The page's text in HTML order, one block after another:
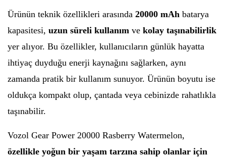
Ürünün teknik özellikleri arasında 20000 mAh batarya
kapasitesi, uzun süreli kullanım ve kolay taşınabilirlik
yer alıyor. Bu özellikler, kullanıcıların günlük hayatta
ihtiyaç duyduğu enerji kaynağını sağlarken, aynı
zamanda pratik bir kullanım sunuyor. Ürünün boyutu ise
oldukça kompakt olup, çantada veya cebinizde rahatlıkla
taşınabilir.
Vozol Gear Power 20000 Rasberry Watermelon,
özellikle yoğun bir yaşam tarzına sahip olanlar için